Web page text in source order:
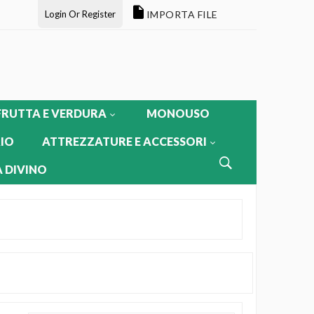
Login Or Register IMPORTA FILE
E VERDURA MONOUSO
ATTREZZATURE E ACCESSORI
DIVINO